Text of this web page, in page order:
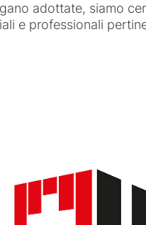
adottate, siamo
e professionali